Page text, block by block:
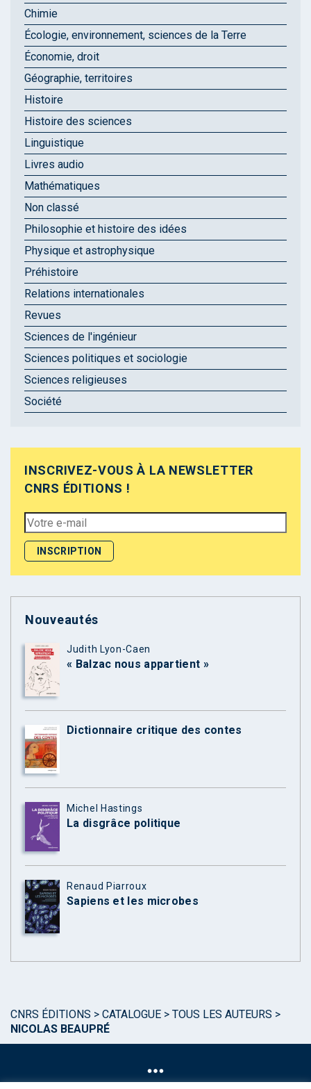
Chimie
Écologie, environnement, sciences de la Terre
Économie, droit
Géographie, territoires
Histoire
Histoire des sciences
Linguistique
Livres audio
Mathématiques
Non classé
Philosophie et histoire des idées
Physique et astrophysique
Préhistoire
Relations internationales
Revues
Sciences de l'ingénieur
Sciences politiques et sociologie
Sciences religieuses
Société
INSCRIVEZ-VOUS À LA NEWSLETTER
CNRS ÉDITIONS !
Nouveautés
Judith Lyon-Caen
« Balzac nous appartient »
Dictionnaire critique des contes
Michel Hastings
La disgrâce politique
Renaud Piarroux
Sapiens et les microbes
CNRS ÉDITIONS > CATALOGUE > TOUS LES AUTEURS >
NICOLAS BEAUPRÉ